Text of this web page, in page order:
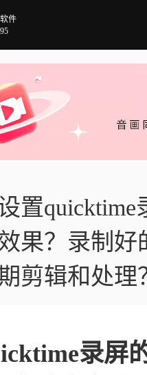
件
置
果？录制好
剪辑和处理
录屏